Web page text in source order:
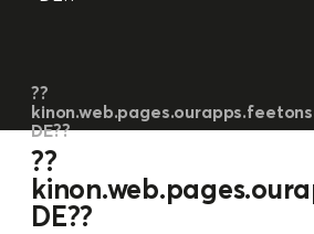
??
DE??
??
DE??